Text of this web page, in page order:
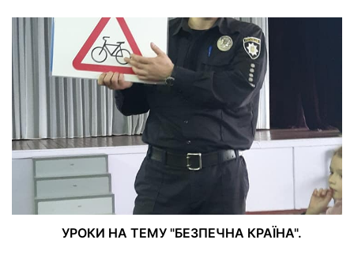
УРОКИ НА ТЕМУ "БЕЗПЕЧНА КРАЇНА".